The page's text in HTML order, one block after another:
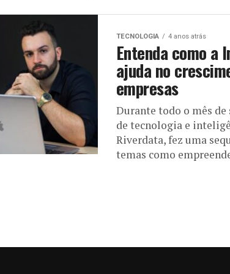
TECNOLOGIA 4 anos atrás
Entenda como
ajuda no
empresas
Durante todo o mês
de tecnologia e
Riverdata, fez uma
temas como